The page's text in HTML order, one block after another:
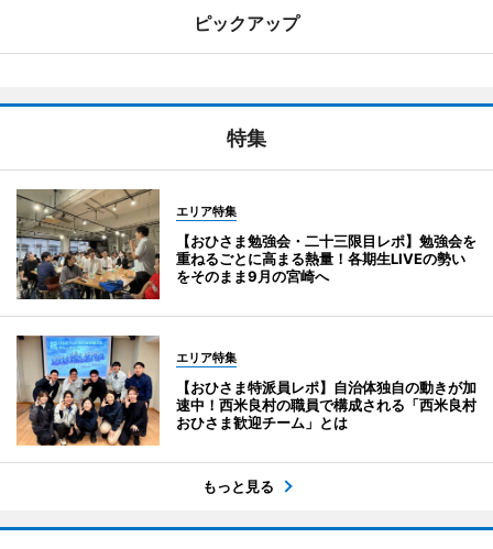
ピックアップ
特集
エリア特集
【おひさま勉強会・二十三限目レポ】勉強会を
重ねるごとに高まる熱量！各期生LIVEの勢い
をそのまま9月の宮崎へ
エリア特集
【おひさま特派員レポ】自治体独自の動きが加
速中！西米良村の職員で構成される「西米良村
おひさま歓迎チーム」とは
もっと見る